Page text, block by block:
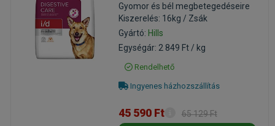
Gyomor és bél megbetegedéseire
Kiszerelés: 16kg / Zsák
Gyártó: Hills
Egységár: 2 849 Ft / kg
Rendelhető
Ingyenes házhozszállítás
45 590 Ft 65 129 Ft